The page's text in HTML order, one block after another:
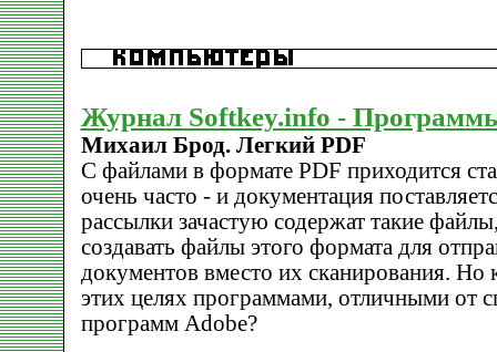
Журнал Softkey.info -
Михаил Брод. Легкий PDF
С файлами в формате PDF приходится
очень часто - и документация
рассылки зачастую содержат такие
создавать файлы этого формата для
документов вместо их сканирования. Но
этих целях программами, отличными от
программ Adobe?